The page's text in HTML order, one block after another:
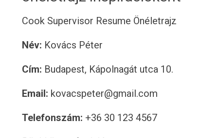
Cook Supervisor Resume Önéletrajz
Név: Kovács Péter
Cím: Budapest, Kápolnagát utca 10.
Email: kovacspeter@gmail.com
Telefonszám: +36 30 123 4567